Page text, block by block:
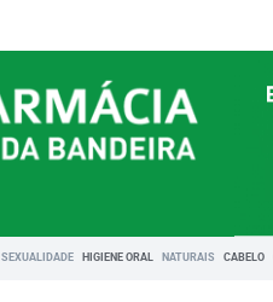
SEXUALIDADE HIGIENE ORAL NATURAIS CABELO